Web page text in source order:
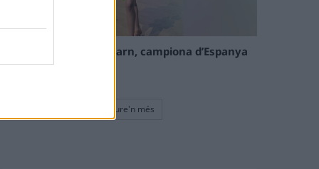
La tortosina Cinta Talarn, campiona d’Espanya
de 10 balls solo júnior
Veure'n més